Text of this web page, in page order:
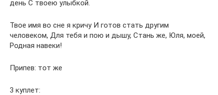
день С твоею улыбкой.
Твое имя во сне я кричу И готов стать другим
человеком, Для тебя и пою и дышу, Стань же, Юля, моей,
Родная навеки!
Припев: тот же
3 куплет: